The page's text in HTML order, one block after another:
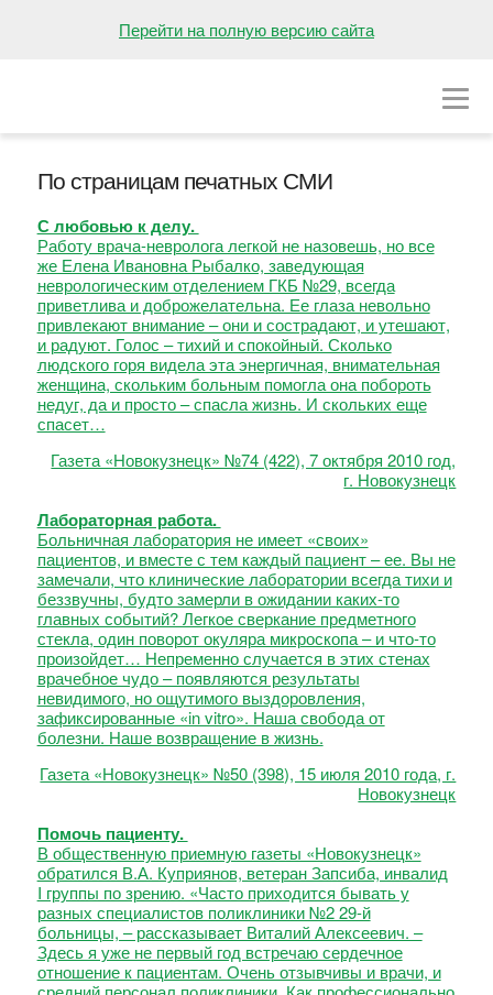
Перейти на полную версию сайта
По страницам печатных СМИ
С любовью к делу.
Работу врача-невролога легкой не назовешь, но все
же Елена Ивановна Рыбалко, заведующая
неврологическим отделением ГКБ №29, всегда
приветлива и доброжелательна. Ее глаза невольно
привлекают внимание – они и сострадают, и утешают,
и радуют. Голос – тихий и спокойный. Сколько
людского горя видела эта энергичная, внимательная
женщина, скольким больным помогла она побороть
недуг, да и просто – спасла жизнь. И скольких еще
спасет…
Газета «Новокузнецк» №74 (422), 7 октября 2010 год,
г. Новокузнецк
Лабораторная работа.
Больничная лаборатория не имеет «своих»
пациентов, и вместе с тем каждый пациент – ее. Вы не
замечали, что клинические лаборатории всегда тихи и
беззвучны, будто замерли в ожидании каких-то
главных событий? Легкое сверкание предметного
стекла, один поворот окуляра микроскопа – и что-то
произойдет… Непременно случается в этих стенах
врачебное чудо – появляются результаты
невидимого, но ощутимого выздоровления,
зафиксированные «in vitro». Наша свобода от
болезни. Наше возвращение в жизнь.
Газета «Новокузнецк» №50 (398), 15 июля 2010 года, г.
Новокузнецк
Помочь пациенту.
В общественную приемную газеты «Новокузнецк»
обратился В.А. Куприянов, ветеран Запсиба, инвалид
I группы по зрению. «Часто приходится бывать у
разных специалистов поликлиники №2 29-й
больницы, – рассказывает Виталий Алексеевич. –
Здесь я уже не первый год встречаю сердечное
отношение к пациентам. Очень отзывчивы и врачи, и
НА ГЛАВНУЮ
ОТДЕЛЕНИЯ
ВАКАНСИИ
ПРЕСС-ЦЕНТР
КОНТАКТЫ